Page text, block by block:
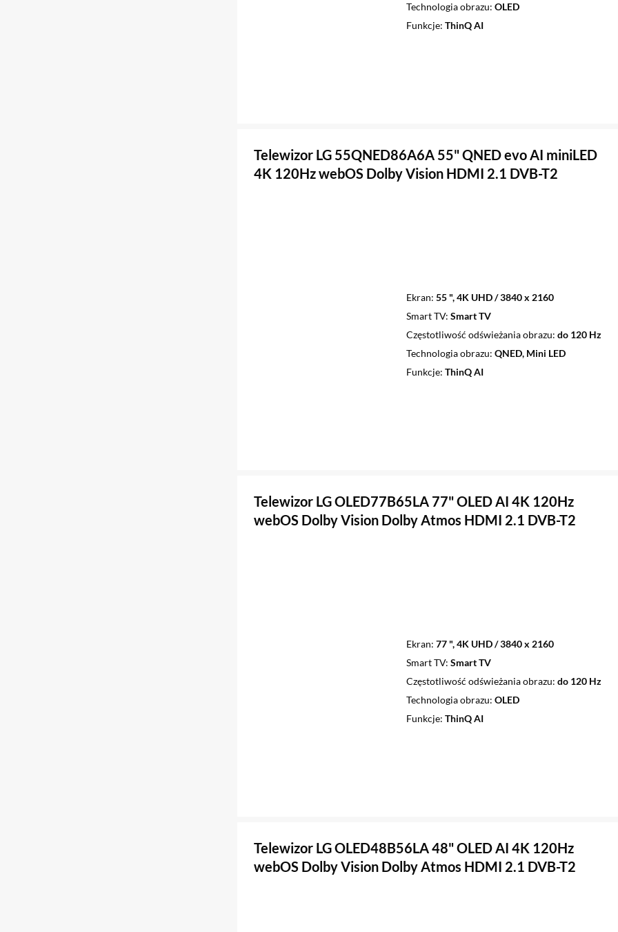
Technologia obrazu OLED
Funkcje ThinQ AI
Telewizor LG 55QNED86A6A 55" QNED evo AI miniLED
4K 120Hz webOS Dolby Vision HDMI 2.1 DVB-T2
Ekran 55 ", 4K UHD / 3840 x 2160
Smart TV Smart TV
Częstotliwość odświeżania obrazu do 120 Hz
Technologia obrazu QNED, Mini LED
Funkcje ThinQ AI
Telewizor LG OLED77B65LA 77" OLED AI 4K 120Hz
webOS Dolby Vision Dolby Atmos HDMI 2.1 DVB-T2
Ekran 77 ", 4K UHD / 3840 x 2160
Smart TV Smart TV
Częstotliwość odświeżania obrazu do 120 Hz
Technologia obrazu OLED
Funkcje ThinQ AI
Telewizor LG OLED48B56LA 48" OLED AI 4K 120Hz
webOS Dolby Vision Dolby Atmos HDMI 2.1 DVB-T2